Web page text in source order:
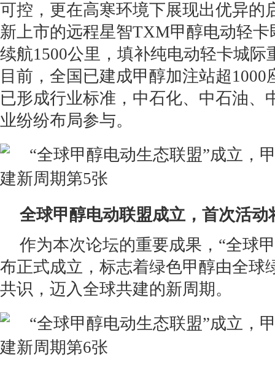
可控，更在高寒环境下展现出优异的
新上市的远程星智TXM甲醇电动轻
续航1500公里，填补纯电动轻卡城际
目前，全国已建成甲醇加注站超
已形成行业标准，中石化、中石油、
业纷纷布局参与。
全球甲醇电动联盟成立，首次活动
作为本次论坛的重要成果，“全球
布正式成立，标志着绿色甲醇由全球
共识，迈入全球共建的新周期。